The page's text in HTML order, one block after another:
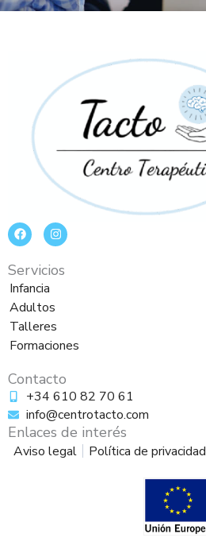
F
a
c
b
o
k
I
n
s
a
a
m
Servicios
Infancia
Adultos
Talleres
Formaciones
Contacto
+34 610 82 70 61
info@centrotacto.com
Enlaces de interés
Aviso legal Política de privacidad